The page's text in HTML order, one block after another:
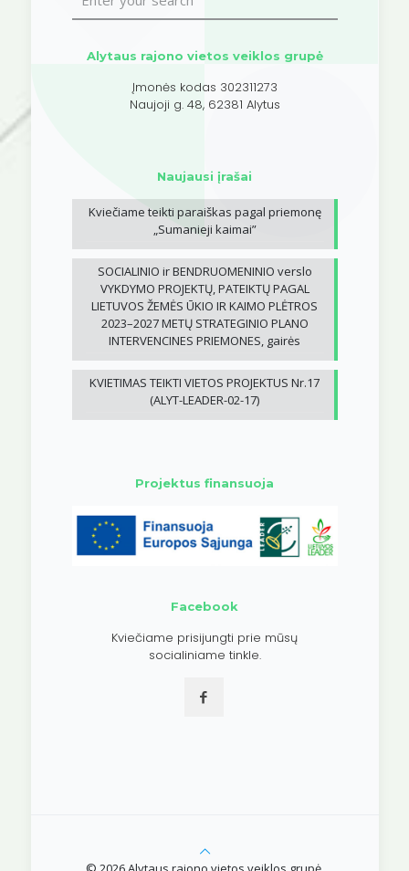
Alytaus rajono vietos veiklos grupė
Įmonės kodas 302311273
Naujoji g. 48, 62381 Alytus
Naujausi įrašai
Kviečiame teikti paraiškas pagal priemonę
„Sumanieji kaimai”
SOCIALINIO ir BENDRUOMENINIO verslo
VYKDYMO PROJEKTŲ, PATEIKTŲ PAGAL
LIETUVOS ŽEMĖS ŪKIO IR KAIMO PLĖTROS
2023–2027 METŲ STRATEGINIO PLANO
INTERVENCINES PRIEMONES, gairės
KVIETIMAS TEIKTI VIETOS PROJEKTUS Nr.17
(ALYT-LEADER-02-17)
Projektus finansuoja
Facebook
Kviečiame prisijungti prie mūsų
socialiniame tinkle.